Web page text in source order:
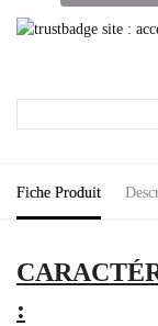
Fiche Produit
: